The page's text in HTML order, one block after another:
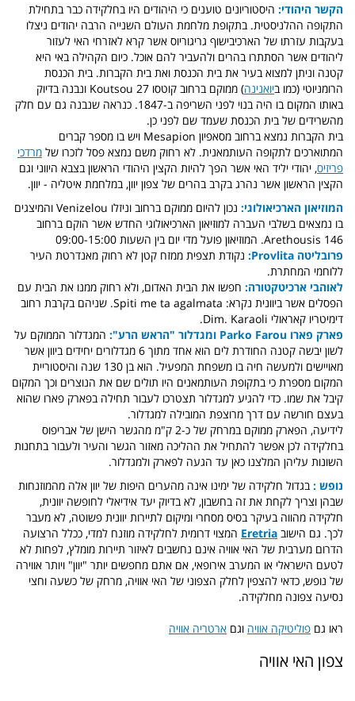
הקשר היהודי: היסטוריונים טוענים כי היהודים היו בחלקידה כבר בתחילת
התקופה ההלניסטית. בתקופת מלחמת העולם השנייה הרבה יהודים ניצלו
בעקבות עזרתו של הארכיבישוף גריגוריוס אשר קרא לאזרחי האי לעזור
ליהודים אשר הסתתרו בהרים ולהעביר להם אוכל. כיום הקהילה באי היא
קטנה וניתן למצוא בעיר את בית הכנסת ואת בית הקברות. בית הכנסת
הרומניוטי (כמו ביואנינה
) ממוקם ברחוב קוטסו 27 Koutsou ונבנה בדיוק
באותו המקום בו היה בנוי לפני השריפה ב-1847. כנראה שנבנה גם עם חלק
מהשרידים של בית הכנסת שעמד שם לפני כן.
בית הקברות נמצא ברחוב מסאפיון Mesapion ויש בו מספר קברים
המתוארכים לתקופה העותמאנית. לא רחוק משם נמצא פסל לזכרו של מרדכי
פריזיס, יהודי יליד האי אשר הפך להיות הקצין היהודי הראשון בצבא היווני וגם
הקצין הראשון אשר נהרג בקרב בהרים של צפון יוון, במלחמת איטליה - יוון.
המוזיאון הארכיאולוגי:
נכון להיום ממוקם ברחוב וניזלו Venizelou והמיצגים
בו נמצאים בשלבי העברה למוזיאון הארכיאולוגי החדש אשר הוקם ברחוב
Arethousis 146. המוזיאון פועל מדי יום בין השעות 09:00-15:00
פרובליטה Provlita:
נקודת תצפית ממזח קטן לא רחוק מאנדרטת העיר
ללוחמי המחתרת.
לאוהבי ארכיטקטורה: חפשו את הבית האדום, ולא רחוק ממנו את הבית עם
הפסלים אשר ביוונית נקרא: Spiti me ta agalmata. שניהם בקרבת רחוב
דימיטריו קאראולי Dim. Karaoli.
פארק פארו Parko Farou ומגדלור "הראש הרע":
המגדלור הממוקם על
לשון יבשה קטנה החודרת לים הוא אחד מתוך 6 מגדלורים יחידים ביוון אשר
מאויישים ולמעשה חיה בו משפחת המפעיל. הוא בן 130 שנה והיסטוריית
המקום מספרת כי בתקופת העותמאנים היו תולים שם את הנוצרים וכך המקום
קיבל את שמו. כדי להגיע למגדלור תצטרכו לעבור תחילה בפארק פארו שהוא
בעצם חורשה עם דרך מרוצפת המובילה למגדלור.
לידיעה, הפארק ממוקם במרחק של כ-2 ק"מ מהגשר הישן של אבריפוס
בחלקידה לכן אפשר להתחיל את ההליכה מאזור הגשר והעיר ולעבור בתחנות
השונות עליהן המלצנו כאן עד הגעה לפארק ולמגדלור.
נופש :בגדול חלקידה של ימינו אינה מהערים היפות של יוון אלה מהמוזנחות
שבהן וצריך לקחת את זה בחשבון, לא בדיוק יעד אידיאלי לחופשה יוונית,
חלקידה מהווה בעיקר בסיס מסחרי ומיקום לתיירות יוונית פשוטה, לא מעבר
לכך. גם הישוב Eretria המצוי דרומית לחלקידה מוזנח למדי, ככלל הרצועה
הדרום מערבית של האי אוויה אינם נחשבים לאיזור תיירות מומלץ, לפחות לא
לטעם הישראלי או המערב אירופאי, אם אתם מחפשים יותר "יוון" ויותר אווירה
של נופש, כדאי להצפין לחלק הצפוני של האי אוויה, מרחק של כשעה וחצי
נסיעה צפונה מחלקידה.
ראו גם פוליטיקה אוויה וגם ארטריה אוויה
צפון האי אוויה